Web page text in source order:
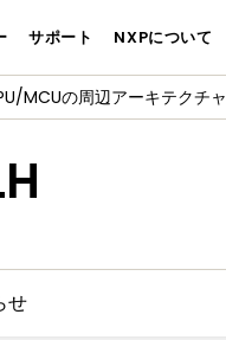
サポート NXPについて
MCUの周辺アーキテクチャ
せ